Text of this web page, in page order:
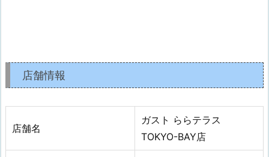
店舗情報
店舗名
ガスト ららテラス
TOKYO-BAY店